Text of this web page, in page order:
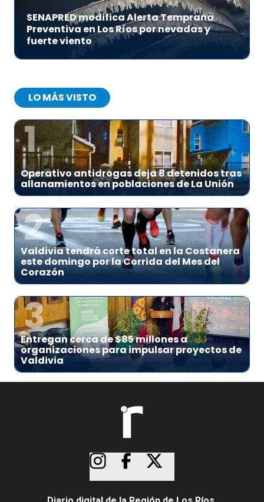
SENAPRED modifica Alerta Temprana
Preventiva en Los Ríos por nevadas y
fuerte viento
LO MÁS VISTO
1
Operativo antidrogas deja 8 detenidos tras
allanamientos en poblaciones de La Unión
2
Valdivia tendrá corte total en la Costanera
este domingo por la Corrida del Mes del
Corazón
3
Entregan cerca de $85 millones a
organizaciones para impulsar proyectos de
Valdivia